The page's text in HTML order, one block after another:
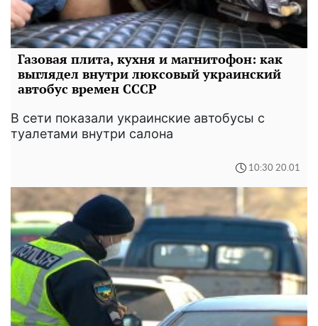
Газовая плита, кухня и магнитофон: как
выглядел внутри люксовый украинский
автобус времен СССР
В сети показали украинские автобусы с
туалетами внутри салона
10:30 20.01